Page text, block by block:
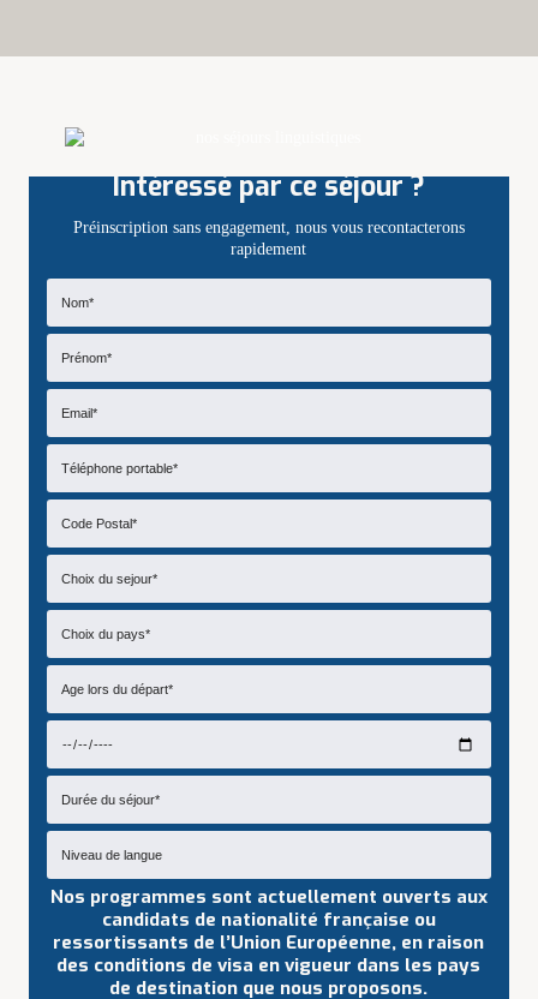
Intéressé par ce séjour ?
Préinscription sans engagement, nous vous recontacterons
rapidement
Nos programmes sont actuellement ouverts aux
candidats de nationalité française ou
ressortissants de l’Union Européenne, en raison
des conditions de visa en vigueur dans les pays
de destination que nous proposons.